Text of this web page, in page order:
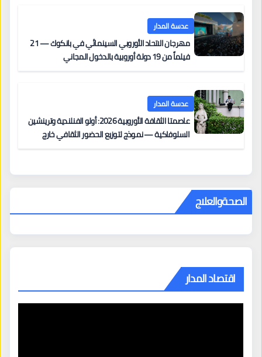
عدسة المدار
مهرجان الاتحاد الأوروبي السينمائي في بانكوك — 21
فيلماً من 19 دولة أوروبية بالدخول المجاني
عدسة المدار
عاصمتا الثقافة الأوروبية 2026: أولو الفنلندية وترينشين
السلوفاكية — نموذج لتوزيع الحضور الثقافي خارج
الصحةوالعلاج
اقتصاد المدار